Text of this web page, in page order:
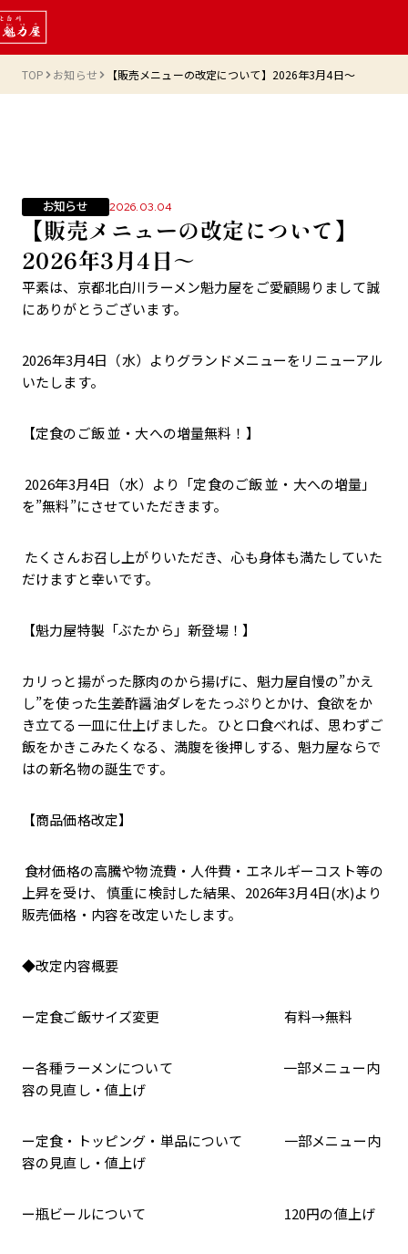
TOP お知らせ 【販売メニューの改定について】2026年3月4日～
お知らせ 2026.03.04
【販売メニューの改定について】
2026年3月4日～
平素は、京都北白川ラーメン魁力屋をご愛顧賜りまして誠
にありがとうございます。
2026年3月4日（水）よりグランドメニューをリニューアル
いたします。
【定食のご飯 並・大への増量無料！】
2026年3月4日（水）より「定食のご飯 並・大への増量」
を”無料”にさせていただきます。
たくさんお召し上がりいただき、心も身体も満たしていた
だけますと幸いです。
【魁力屋特製「ぶたから」新登場！】
カリっと揚がった豚肉のから揚げに、魁力屋自慢の”かえ
し”を使った生姜酢醤油ダレをたっぷりとかけ、食欲をか
き立てる一皿に仕上げました。 ひと口食べれば、思わずご
飯をかきこみたくなる、満腹を後押しする、魁力屋ならで
はの新名物の誕生です。
【商品価格改定】
食材価格の高騰や物流費・人件費・エネルギーコスト等の
上昇を受け、 慎重に検討した結果、2026年3月4日(水)より
販売価格・内容を改定いたします。
◆改定内容概要
ー定食ご飯サイズ変更 有料→無料
ー各種ラーメンについて 一部メニュー内
容の見直し・値上げ
ー定食・トッピング・単品について 一部メニュー内
容の見直し・値上げ
ー瓶ビールについて 120円の値上げ